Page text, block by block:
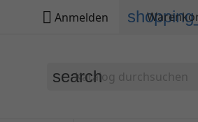
 Anmelden
search